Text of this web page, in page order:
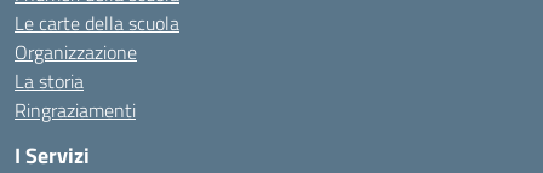
Le carte della scuola
Organizzazione
La storia
Ringraziamenti
I Servizi